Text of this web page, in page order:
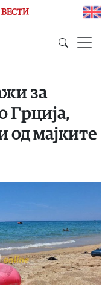
за
Грција,
од мајките